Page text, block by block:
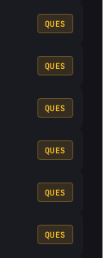
QUES
QUES
QUES
QUES
QUES
QUES